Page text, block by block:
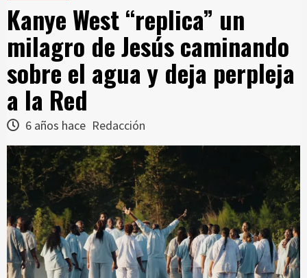
Kanye West “replica” un
milagro de Jesús caminando
sobre el agua y deja perpleja
a la Red
6 años hace Redacción